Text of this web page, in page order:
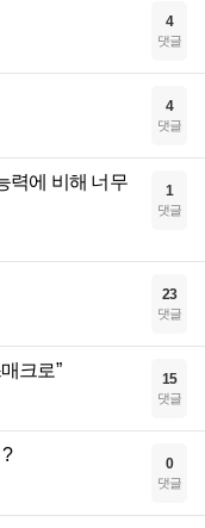
4
댓글
4
댓글
력에 비해 너무
1
댓글
23
댓글
크로” 15
댓글
0
댓글